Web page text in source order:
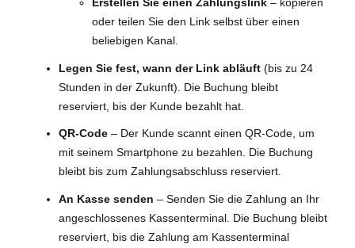
oder teilen Sie den Link selbst über einen
beliebigen Kanal.
Legen Sie fest, wann der Link abläuft (bis zu 24
Stunden in der Zukunft). Die Buchung bleibt
reserviert, bis der Kunde bezahlt hat.
QR-Code – Der Kunde scannt einen QR-Code, um
mit seinem Smartphone zu bezahlen. Die Buchung
bleibt bis zum Zahlungsabschluss reserviert.
An Kasse senden – Senden Sie die Zahlung an Ihr
angeschlossenes Kassenterminal. Die Buchung bleibt
reserviert, bis die Zahlung am Kassenterminal